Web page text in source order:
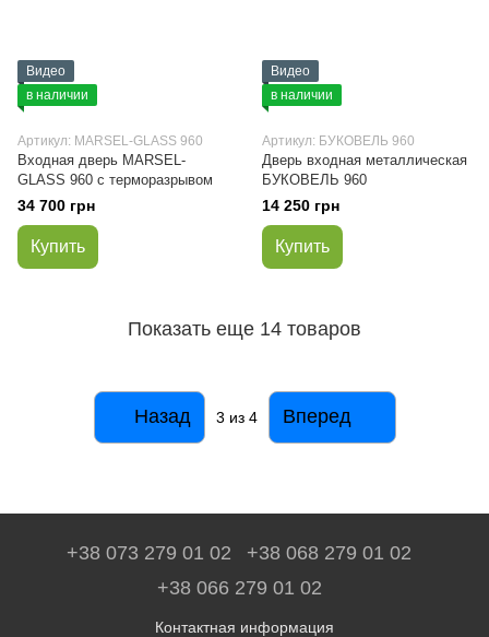
Видео
в наличии
Артикул: MARSEL-GLASS 960
Входная дверь MARSEL-
GLASS 960 с терморазрывом
34 700 грн
Купить
Видео
в наличии
Артикул: БУКОВЕЛЬ 960
Дверь входная металлическая
БУКОВЕЛЬ 960
14 250 грн
Купить
Показать еще 14 товаров
Назад 3 из 4 Вперед
+38 073 279 01 02
+38 068 279 01 02
+38 066 279 01 02
Контактная информация